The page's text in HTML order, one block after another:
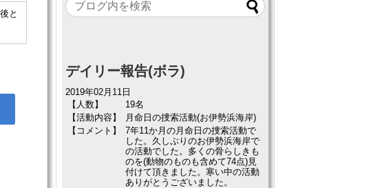
と
デイリー報告(ボラ)
2019年02月11日
【人数】
19名
【活動内容】
月命日の捜索活動(お伊勢浜海岸)
【コメント】
7年11か月の月命日の捜索活動で
した。久しぶりのお伊勢浜海岸で
の活動でした。多くの骨らしきも
のを(動物のものも含めて74点)見
付けて頂きました。寒い中の活動
ありがとうございました。